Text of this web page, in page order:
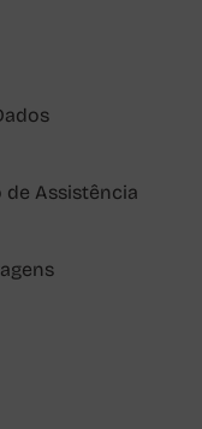
de Assistência